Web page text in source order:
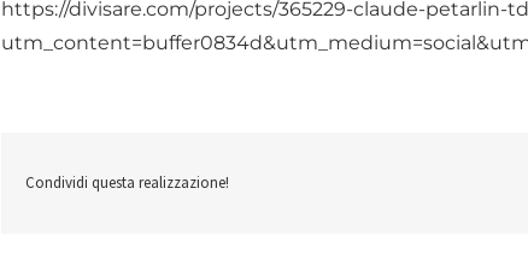
https://divisare.com/projects/365229-claude-petarlin-
Condividi questa realizzazione!